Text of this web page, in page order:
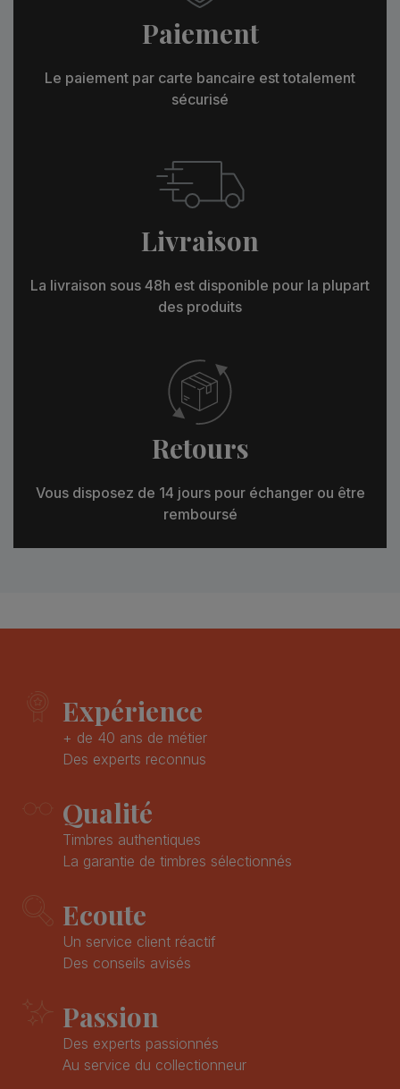
Paiement
Le paiement par carte bancaire est totalement
sécurisé
Livraison
La livraison sous 48h est disponible pour la plupart
des produits
Retours
Vous disposez de 14 jours pour échanger ou être
remboursé
Expérience
+ de 40 ans de métier
Des experts reconnus
Qualité
Timbres authentiques
La garantie de timbres sélectionnés
Ecoute
Un service client réactif
Des conseils avisés
Passion
Des experts passionnés
Au service du collectionneur